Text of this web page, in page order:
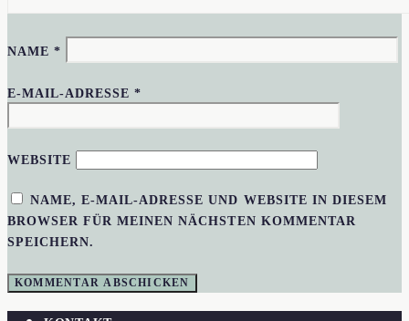
NAME*
E-MAIL-ADRESSE*
WEBSITE
NAME, E-MAIL-ADRESSE UND WEBSITE IN DIESEM
BROWSER FÜR MEINEN NÄCHSTEN KOMMENTAR
SPEICHERN.